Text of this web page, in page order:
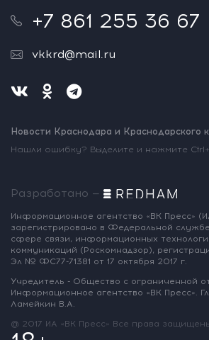
+7 861 255 36 67
vkkrd@mail.ru
Новости Краснодара и Краснодарского
Нашли ошибку? Выделите и нажмите
Разработано —
Информационное агентство «ВК Пресс»
зарегистрировано в Федеральной
сфере связи, информационных
коммуникаций (Роскомнадзор),
Эл № ФС77-71381 от 17 октября 2017 г.
Учредитель - Общество с ограниченной
Информационное агентство «ВК Пресс».
Ламейкин В.А.
@ 2017 ИА «ВК Пресс» Все права